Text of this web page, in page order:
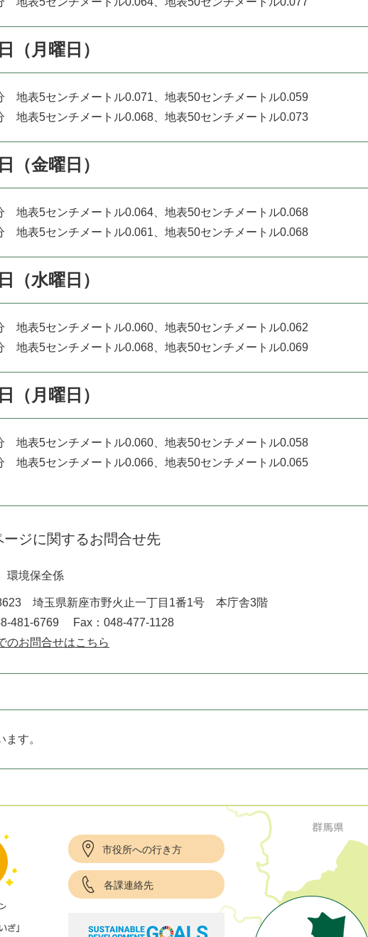
（月曜日）
地表5センチメートル0.071、地表50センチメートル0.059
地表5センチメートル0.068、地表50センチメートル0.073
（金曜日）
地表5センチメートル0.064、地表50センチメートル0.068
地表5センチメートル0.061、地表50センチメートル0.068
（水曜日）
地表5センチメートル0.060、地表50センチメートル0.062
地表5センチメートル0.068、地表50センチメートル0.069
（月曜日）
地表5センチメートル0.060、地表50センチメートル0.058
地表5センチメートル0.066、地表50センチメートル0.065
ージに関するお問合せ先
環境保全係
埼玉県新座市野火止一丁目1番1号 本庁舎3階
481-6769
Fax：048-477-1128
のお問合せはこちら
す。
市役所への行き方
各課連絡先